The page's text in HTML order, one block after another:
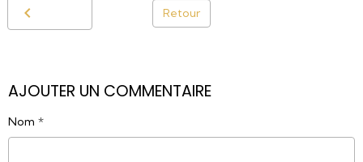
Retour
AJOUTER UN COMMENTAIRE
Nom